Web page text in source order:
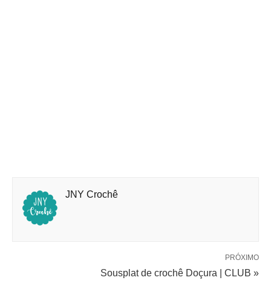
JNY Crochê
PRÓXIMO
Sousplat de crochê Doçura | CLUB »